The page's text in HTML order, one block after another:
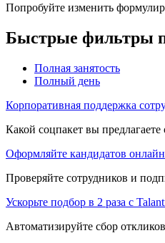
Попробуйте изменить
Быстрые фильтры
Полная занятость
Полный день
Корпоративная поддержка
Какой соцпакет вы
Оформляйте кандидатов онлайн
Проверяйте сотрудников и
Ускорьте подбор в 2 раза с
Автоматизируйте сбор